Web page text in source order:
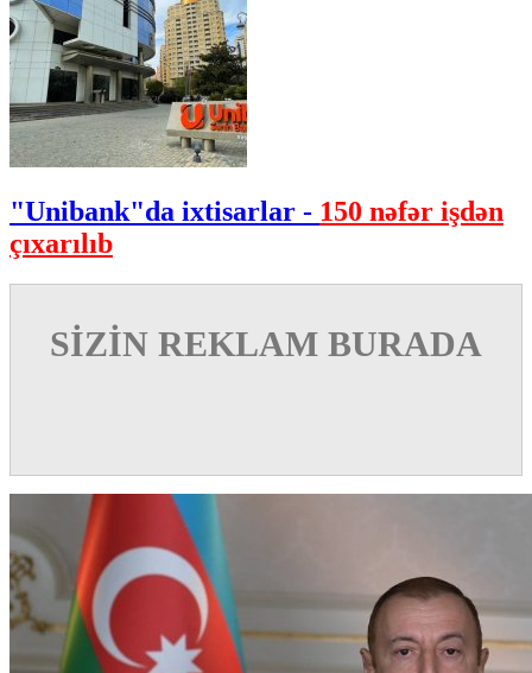
"Unibank"da ixtisarlar - 150 nəfər işdən
çıxarılıb
SİZİN REKLAM BURADA